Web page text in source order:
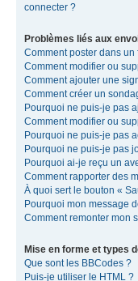
connecter ?
Problèmes liés aux
Comment poster dans un
Comment modifier ou
Comment ajouter une
Comment créer un
Pourquoi ne puis-je pas
Comment modifier ou
Pourquoi ne puis-je pas
Pourquoi ne puis-je pas
Pourquoi ai-je reçu un
Comment rapporter des
À quoi sert le bouton «
Pourquoi mon message
Comment remonter mon
Mise en forme et types
Que sont les BBCodes ?
Puis-je utiliser le HTML ?